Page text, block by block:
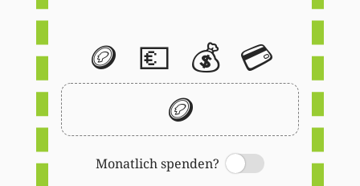
🪙 💶 💰 💳
🪙
Monatlich spenden?
Switch